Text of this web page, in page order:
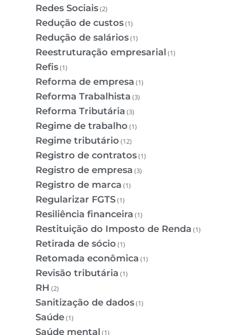
Redes Sociais(2)
Redução de custos(1)
Redução de salários(1)
Reestruturação empresarial (1)
Refis(1)
Reforma de empresa (1)
Reforma Trabalhista (3)
Reforma Tributária (3)
Regime de trabalho (1)
Regime tributário (12)
Registro de contratos(1)
Registro de empresa (3)
Registro de marca (1)
Regularizar FGTS(1)
Resiliência financeira (1)
Restituição do Imposto de Renda (1)
Retirada de sócio (1)
Retomada econômica (1)
Revisão tributária (1)
RH (2)
Sanitização de dados(1)
Saúde(1)
Saúde mental (1)